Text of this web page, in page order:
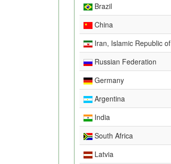
Brazil
China
Iran, Islamic Republic of
Russian Federation
Germany
Argentina
India
South Africa
Latvia